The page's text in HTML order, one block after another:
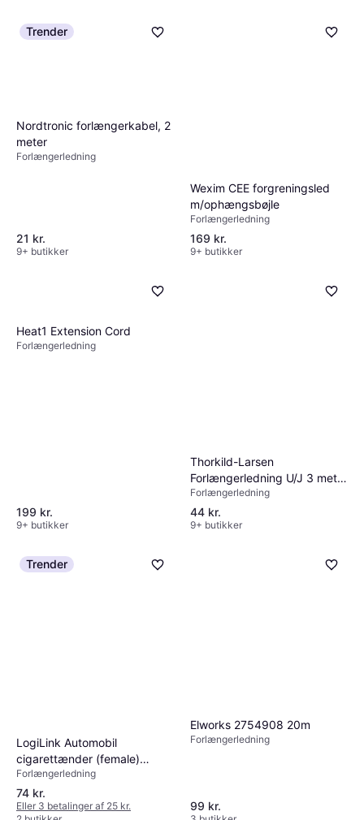
Trender
Nordtronic forlængerkabel, 2
meter
Forlængerledning
21 kr.
9+ butikker
Wexim CEE forgreningsled
m/ophængsbøjle
Forlængerledning
169 kr.
9+ butikker
Heat1 Extension Cord
Forlængerledning
199 kr.
9+ butikker
Thorkild-Larsen
Forlængerledning U/J 3 meter
hvid
Forlængerledning
44 kr.
9+ butikker
Trender
LogiLink Automobil
cigarettænder (female)
Automobil cigarettænder
(male) Sort 2m
Forlængerkabel til strøm > På
Forlængerledning
74 kr.
Eller 3 betalinger af 25 kr.
Elworks 2754908 20m
Forlængerledning
99 kr.